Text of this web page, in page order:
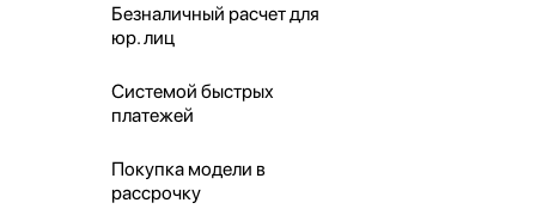
Безналичный расчет для
юр. лиц
Системой быстрых
платежей
Покупка модели в
рассрочку